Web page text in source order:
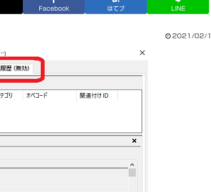
Facebook はてブ LINE
2021/02/